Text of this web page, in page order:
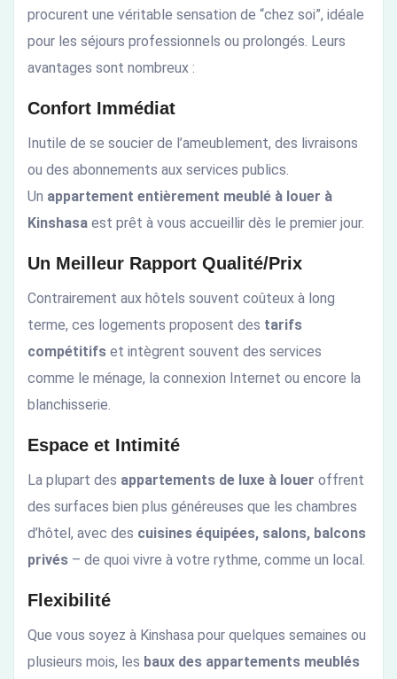
procurent une véritable sensation de “chez soi”, idéale
pour les séjours professionnels ou prolongés. Leurs
avantages sont nombreux :
Confort Immédiat
Inutile de se soucier de l’ameublement, des livraisons
ou des abonnements aux services publics.
Un appartement entièrement meublé à louer à
Kinshasa est prêt à vous accueillir dès le premier jour.
Un Meilleur Rapport Qualité/Prix
Contrairement aux hôtels souvent coûteux à long
terme, ces logements proposent des tarifs
compétitifs et intègrent souvent des services
comme le ménage, la connexion Internet ou encore la
blanchisserie.
Espace et Intimité
La plupart des appartements de luxe à louer offrent
des surfaces bien plus généreuses que les chambres
d’hôtel, avec des cuisines équipées, salons, balcons
privés – de quoi vivre à votre rythme, comme un local.
Flexibilité
Que vous soyez à Kinshasa pour quelques semaines ou
plusieurs mois, les baux des appartements meublés